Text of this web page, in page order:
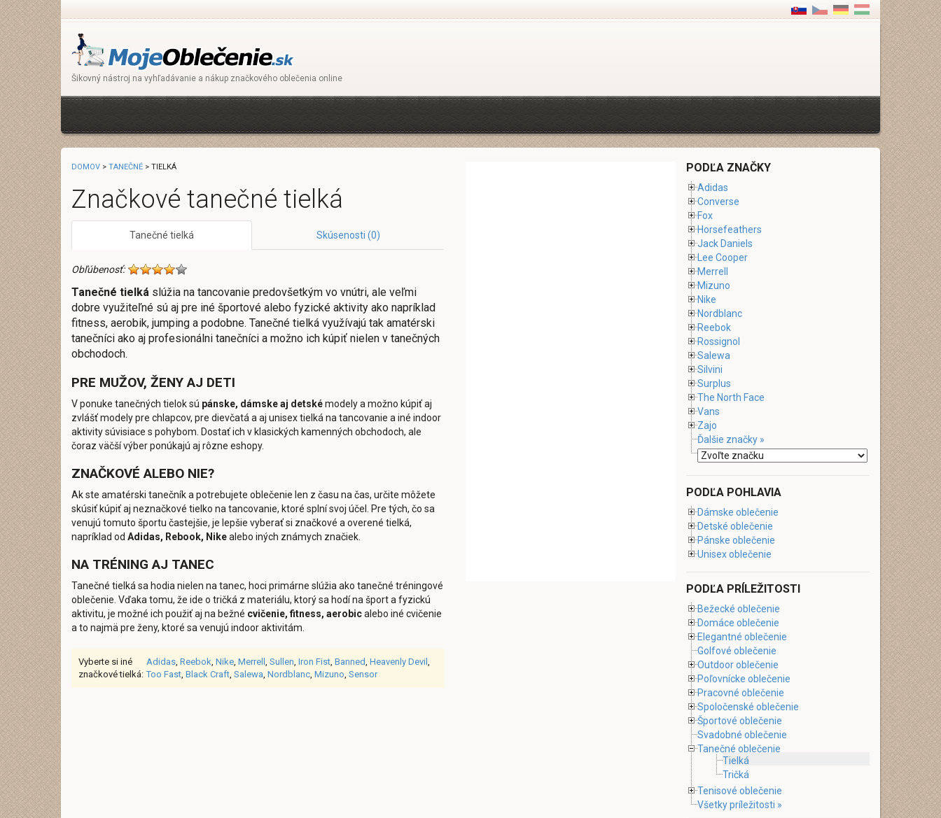
Šikovný nástroj na vyhľadávanie a nákup značkového oblečenia online
DOMOV > TANEČNÉ > TIELKÁ
Značkové tanečné tielká
Tanečné tielká Skúsenosti (0)
Obľúbenosť:
Tanečné tielká slúžia na tancovanie predovšetkým vo vnútri, ale veľmi
dobre využiteľné sú aj pre iné športové alebo fyzické aktivity ako napríklad
fitness, aerobik, jumping a podobne. Tanečné tielká využívajú tak amatérski
tanečníci ako aj profesionálni tanečníci a možno ich kúpiť nielen v tanečných
obchodoch.
PRE MUŽOV, ŽENY AJ DETI
V ponuke tanečných tielok sú pánske, dámske aj detskémodely a možno kúpiť aj
zvlášť modely pre chlapcov, pre dievčatá a aj unisex tielká na tancovanie a iné indoor
aktivity súvisiace s pohybom. Dostať ich v klasických kamenných obchodoch, ale
čoraz väčší výber ponúkajú aj rôzne eshopy.
ZNAČKOVÉ ALEBO NIE?
Ak ste amatérski tanečník a potrebujete oblečenie len z času na čas, určite môžete
skúsiť kúpiť aj neznačkové tielko na tancovanie, ktoré splní svoj účel. Pre tých, čo sa
venujú tomuto športu častejšie, je lepšie vyberať si značkové a overené tielká,
napríklad od Adidas, Rebook, Nikealebo iných známych značiek.
NA TRÉNING AJ TANEC
Tanečné tielká sa hodia nielen na tanec, hoci primárne slúžia ako tanečné tréningové
oblečenie. Vďaka tomu, že ide o tričká z materiálu, ktorý sa hodí na šport a fyzickú
aktivitu, je možné ich použiť aj na bežné cvičenie, fitness, aerobicalebo iné cvičenie
a to najmä pre ženy, ktoré sa venujú indoor aktivitám.
Vyberte si iné
značkové tielká:
Adidas, Reebok, Nike, Merrell , Sullen, Iron Fist, Banned, Heavenly Devil ,
Too Fast, Black Craft, Salewa, Nordblanc, Mizuno, Sensor
PODĽA ZNAČKY
Adidas
Converse
Fox
Horsefeathers
Jack Daniels
Lee Cooper
Merrell
Mizuno
Nike
Nordblanc
Reebok
Rossignol
Salewa
Silvini
Surplus
The North Face
Vans
Zajo
Ďalšie značky »
PODĽA POHLAVIA
Dámske oblečenie
Detské oblečenie
Pánske oblečenie
Unisex oblečenie
PODĽA PRÍLEŽITOSTI
Bežecké oblečenie
Domáce oblečenie
Elegantné oblečenie
Golfové oblečenie
Outdoor oblečenie
Poľovnícke oblečenie
Pracovné oblečenie
Spoločenské oblečenie
Športové oblečenie
Svadobné oblečenie
Tanečné oblečenie
Tielká
Tričká
Tenisové oblečenie
Všetky príležitosti »